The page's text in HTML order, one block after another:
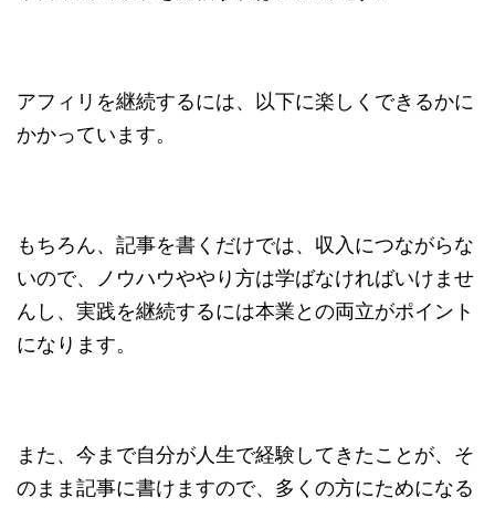
アフィリを継続するには、以下に楽しくできるかに
かかっています。
もちろん、記事を書くだけでは、収入につながらな
いので、ノウハウややり方は学ばなければいけませ
んし、実践を継続するには本業との両立がポイント
になります。
また、今まで自分が人生で経験してきたことが、そ
のまま記事に書けますので、多くの方にためになる